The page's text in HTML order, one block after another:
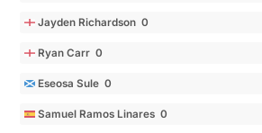
Jayden Richardson 0
Ryan Carr 0
Eseosa Sule 0
Samuel Ramos Linares 0